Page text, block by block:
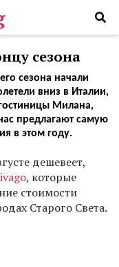
сезона
сезона начали
вниз в Италии,
Милана,
предлагают самую
в этом году.
дешевеет,
, которые
стоимости
Старого Света.